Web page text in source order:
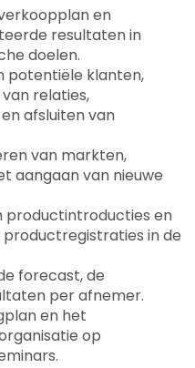
en
resultaten in
doelen.
potentiële klanten,
relaties,
afsluiten van
van markten,
aangaan van nieuwe
productintroducties en
in de
forecast, de
per afnemer.
en het
op